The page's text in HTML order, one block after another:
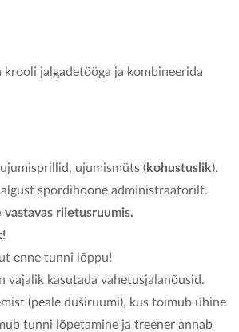
jalgadetööga ja kombineerida
ujumismüts (kohustuslik).
spordihoone administraatorilt.
riietusruumis.
enne tunni lõppu!
vajalik kasutada vahetusjalanõusid.
(peale duširuumi), kus toimub ühine
tunni lõpetamine ja treener annab